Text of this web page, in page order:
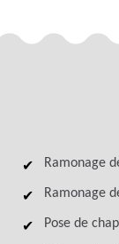
Ramonage
Ramonage
Pose de